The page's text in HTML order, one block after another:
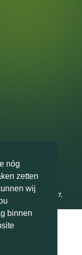
nóg
zetten
wij
binnen
Dagblad
2015, 2016, 2017,
2024 en 2025